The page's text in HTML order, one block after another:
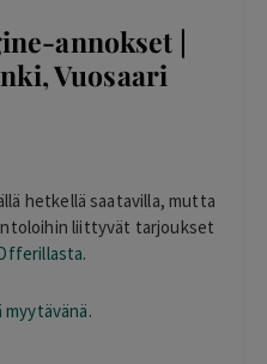
annokset |
Vuosaari
hetkellä saatavilla, mutta
liittyvät tarjoukset